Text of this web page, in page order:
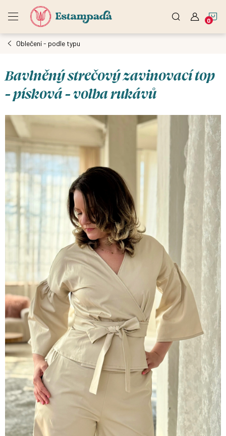
Oblečení - podle typu
Bavlněný strečový zavinovací top
- písková - volba rukávů